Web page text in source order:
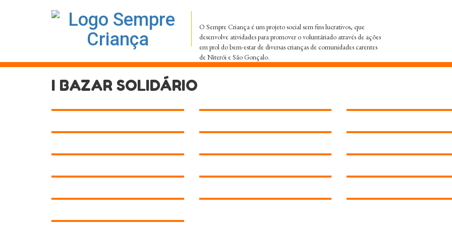
O Sempre Criança é um projeto social sem fins lucrativos, que
desenvolve atividades para promover o voluntáriado através de ações
em prol do bem-estar de diversas crianças de comunidades carentes
de Niterói e São Gonçalo.
I BAZAR SOLIDÁRIO